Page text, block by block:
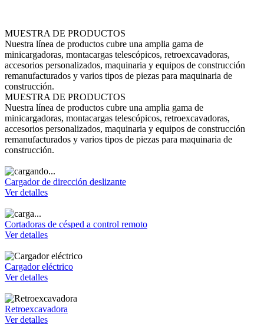
MUESTRA DE PRODUCTOS
Nuestra línea de productos cubre una amplia gama de
minicargadoras, montacargas telescópicos, retroexcavadoras,
accesorios personalizados, maquinaria y equipos de construcción
remanufacturados y varios tipos de piezas para maquinaria de
construcción.
MUESTRA DE PRODUCTOS
Nuestra línea de productos cubre una amplia gama de
minicargadoras, montacargas telescópicos, retroexcavadoras,
accesorios personalizados, maquinaria y equipos de construcción
remanufacturados y varios tipos de piezas para maquinaria de
construcción.
Cargador de dirección deslizante
Ver detalles
Cortadoras de césped a control remoto
Ver detalles
Cargador eléctrico
Ver detalles
Retroexcavadora
Ver detalles